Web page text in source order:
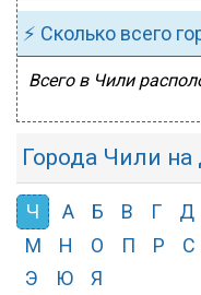
⚡ Сколько всего
Всего в Чили
Города Чили на
Ч А Б В Г Д
М
Н О П Р С
Э
Ю Я